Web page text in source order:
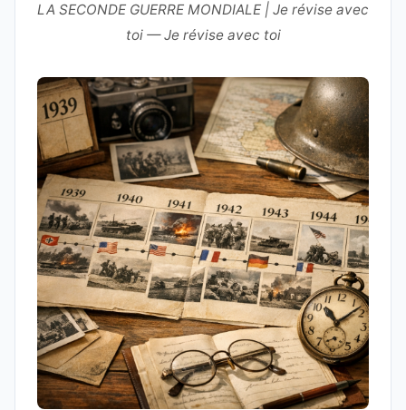
LA SECONDE GUERRE MONDIALE | Je révise avec
toi — Je révise avec toi